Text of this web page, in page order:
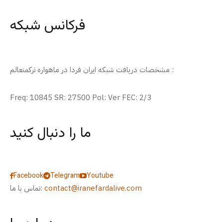
فرکانس شبکه
مشخصات دریافت شبکه ایران فردا در ماهواره ترکمنعالم :
Freq: 10845 SR: 27500 Pol: Ver FEC: 2/3
ما را دنبال کنید
Facebook Telegram
Youtube
تماس با ما: contact@iranefardalive.com